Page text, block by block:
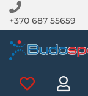
+370 687 55659